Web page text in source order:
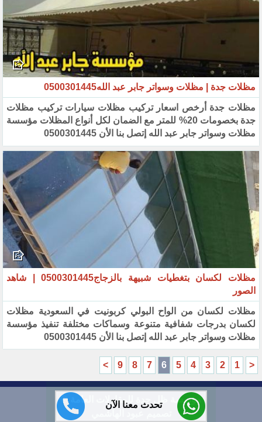
تحدث معنا الآن
مظلات جدة | مظلات وسواتر جابر عبد الله‎ ‎0500301445‎
مظلات جدة أرخص اسعار تركيب مظلات سيارات تركيب مظلات
جدة بخصومات 20% للمتر مع الضمان لكل أنواع ‏المظلات مؤسسة
مظلات وسواتر جابر عبد الله إتصل بنا الأن 0500301445‏
مظلات لكسان بتغطيات شبيهة بالزجاج0500301445 | شاهد
الصور‏
مظلات لكسان من الواح البولي كربونيت في السعودية مظلات
لكسان بدرجات شفافية متنوعة وسماكات مختلفة تنفيذ ‏مؤسسة
مظلات وسواتر جابر عبد الله إتصل بنا الأن 0500301445‏
<
1
2
3
4
5
6
7
8
9
>
مؤسسة ظل جدة للمقاولات العامة ©